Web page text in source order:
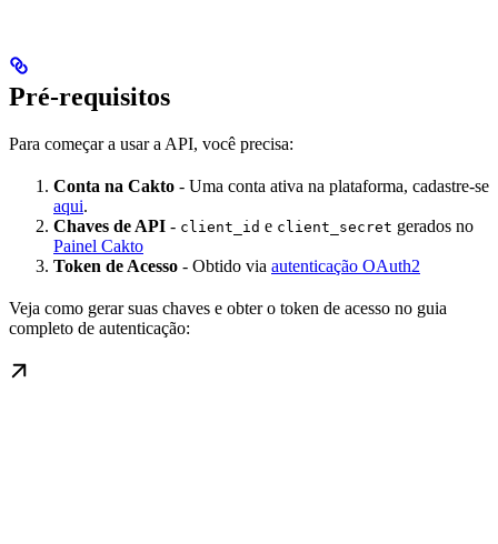
Pré-requisitos
Para começar a usar a API, você precisa:
Conta na Cakto - Uma conta ativa na plataforma, cadastre-se
aqui.
Chaves de API - client_id e client_secret gerados no
Painel Cakto
Token de Acesso - Obtido via autenticação OAuth2
Veja como gerar suas chaves e obter o token de acesso no guia
completo de autenticação: